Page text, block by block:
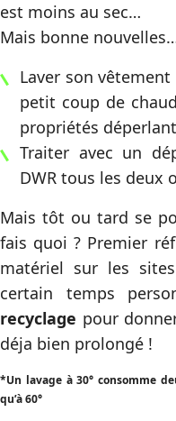
est moins au sec…
Mais bonne
Laver son
petit coup de
propriétés
Traiter avec un
DWR tous les deux
Mais tôt ou tard se
fais quoi ? Premier
matériel sur les
certain temps
recyclage pour
déja bien prolongé !
*Un lavage à 30° consomme
qu’à 60°